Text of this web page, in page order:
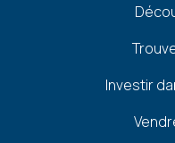
Investir